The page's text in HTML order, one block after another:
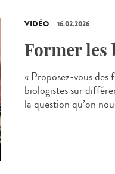
VIDÉO 16.02.2026
Former les
« Proposez‑vous
biologistes sur
la question qu’on